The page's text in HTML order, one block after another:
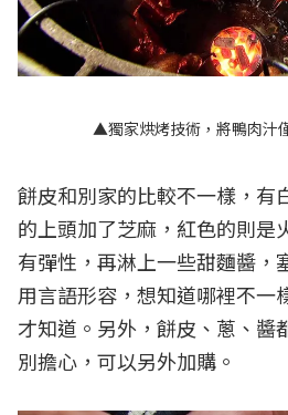
▲獨家烘烤技術 ，將鴨肉汁
餅皮和別家的比較不一樣，有
的上頭加了芝麻，紅色的則是
有彈性，再淋上一些甜麵醬，
用言語形容，想知道哪裡不一
才知道。另外，餅皮、蔥、醬
別擔心，可以另外加購。